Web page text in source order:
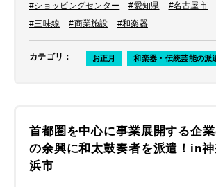
#ショッピングセンター
#愛知県 #名古屋市
#三味線
#商業施設 #和楽器
カテゴリ ： お正月 和楽器・伝統芸能の派
首都圏を中心に事業展開する企
の余興に和太鼓奏者を派遣！in
浜市